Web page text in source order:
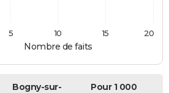
Nombre de faits
5 10 15 20
Bogny-sur-
Pour 1 000